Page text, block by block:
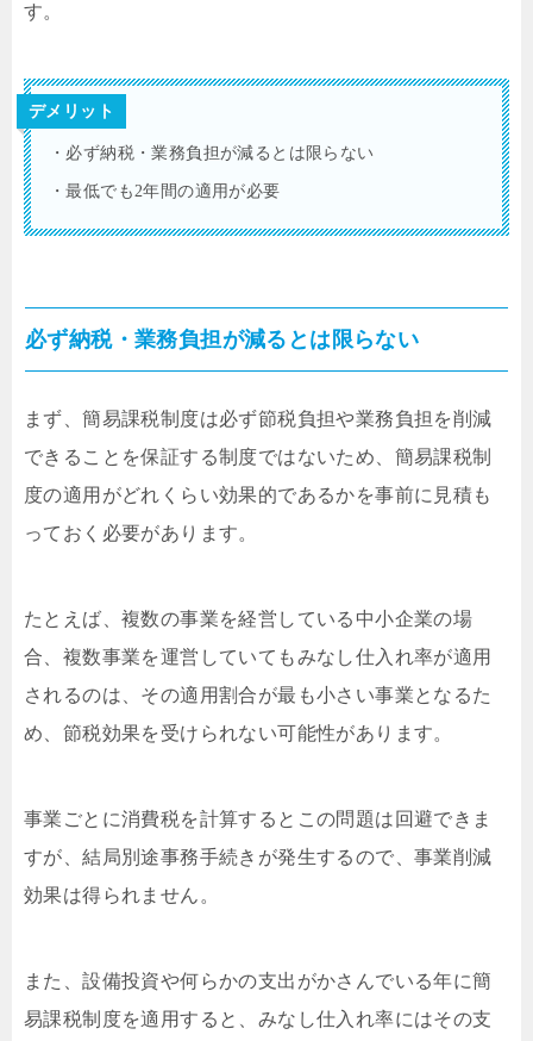
す。
デメリット
・必ず納税・業務負担が減るとは限らない
・最低でも2年間の適用が必要
必ず納税・業務負担が減るとは限らない
まず、簡易課税制度は必ず節税負担や業務負担を削減
できることを保証する制度ではないため、簡易課税制
度の適用がどれくらい効果的であるかを事前に見積も
っておく必要があります。
たとえば、複数の事業を経営している中小企業の場
合、複数事業を運営していてもみなし仕入れ率が適用
されるのは、その適用割合が最も小さい事業となるた
め、節税効果を受けられない可能性があります。
事業ごとに消費税を計算するとこの問題は回避できま
すが、結局別途事務手続きが発生するので、事業削減
効果は得られません。
また、設備投資や何らかの支出がかさんでいる年に簡
易課税制度を適用すると、みなし仕入れ率にはその支